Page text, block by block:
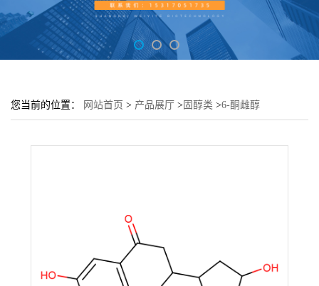
您当前的位置： 网站首页 > 产品展厅 > 固醇类 >6-酮雌醇